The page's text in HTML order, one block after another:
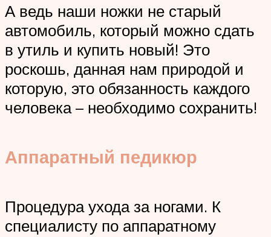
А ведь наши ножки не старый
автомобиль, который можно сдать
в утиль и купить новый! Это
роскошь, данная нам природой и
которую, это обязанность каждого
человека – необходимо сохранить!
Аппаратный педикюр
Процедура ухода за ногами. К
специалисту по аппаратному